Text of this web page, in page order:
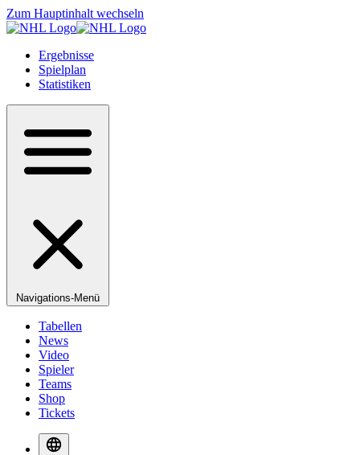
Zum Hauptinhalt wechseln
Ergebnisse
Spielplan
Statistiken
Navigations-Menü
Tabellen
News
Video
Spieler
Teams
Shop
Tickets